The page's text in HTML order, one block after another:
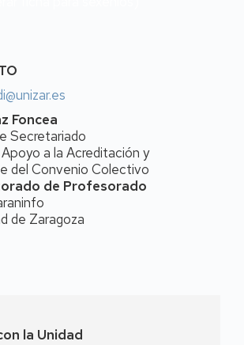
Foncea
Secretariado
a la Acreditación y
del Convenio Colectivo
de Profesorado
de Zaragoza
la Unidad